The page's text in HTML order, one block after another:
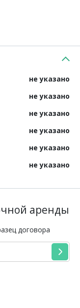
не указано
не указано
не указано
не указано
не указано
не указано
аренды
договора